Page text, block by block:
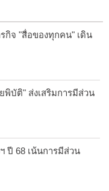
กิจ "สื่อของทุกคน" เดิน
พิบัติ" ส่งเสริมการมีส่วน
ปี 68 เน้นการมีส่วน